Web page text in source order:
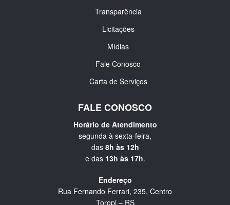
Transparência
Licitações
Mídias
Fale Conosco
Carta de Serviços
FALE CONOSCO
Horário de Atendimento
segunda à sexta-feira,
das 8h às 12h
e das 13h às 17h.
Endereço
Rua Fernando Ferrari, 235, Centro
Toropi – RS